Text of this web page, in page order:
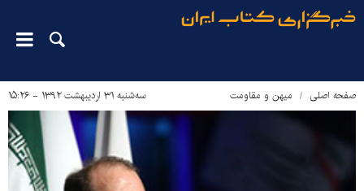
صفحه اصلی میهن و مقاومت سه‌شنبه ۳۱ اردیبهشت ۱۳۹۲ - ۱۵:۲۶